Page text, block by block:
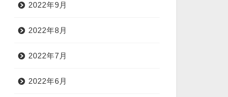
2022年9月
2022年8月
2022年7月
2022年6月